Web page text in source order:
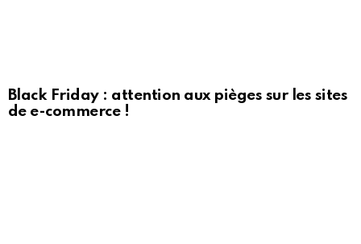
Black Friday : attention aux pièges sur les sites
de e-commerce !